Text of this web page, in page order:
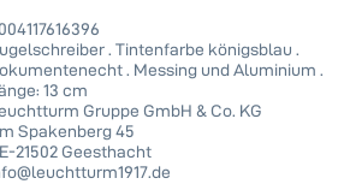
. Tintenfarbe königsblau .
. Messing und Aluminium .
13 cm
Gruppe GmbH & Co. KG
Spakenberg 45
21502 Geesthacht